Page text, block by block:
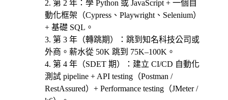
第 2 年 ：學 Python 或 JavaScript + 一個自
動化框架（Cypress、Playwright、Selenium）
+ 基礎 SQL。
第 3 年（轉跳期）
：跳到知名科技公司或
外商。薪水從 50K 跳到 75K–100K。
第 4 年（SDET 期）
：建立 CI/CD 自動化
測試 pipeline + API testing（Postman /
RestAssured）+ Performance testing（JMeter /